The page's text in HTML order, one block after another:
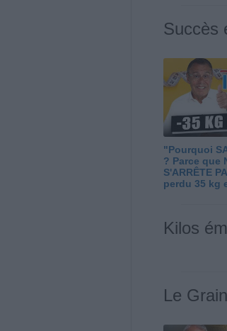
Succès
"Pourquoi
? Parce que
S'ARRÊTE
perdu 35 kg
Kilos
Le